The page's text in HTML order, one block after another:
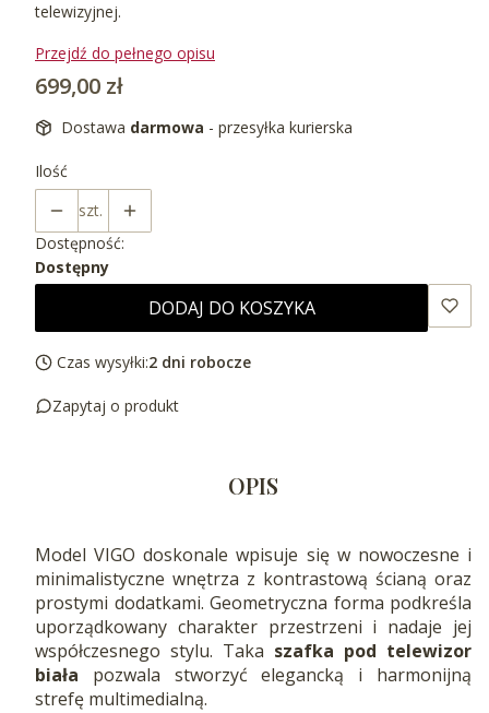
telewizyjnej.
Przejdź do pełnego opisu
Cena
699,00 zł
Dostawa darmowa - przesyłka kurierska
Ilość
szt.
Dostępność:
Dostępny
DODAJ DO KOSZYKA
Czas wysyłki:2 dni robocze
Zapytaj o produkt
OPIS
Model VIGO doskonale wpisuje się w nowoczesne i
minimalistyczne wnętrza z kontrastową ścianą oraz
prostymi dodatkami. Geometryczna forma podkreśla
uporządkowany charakter przestrzeni i nadaje jej
współczesnego stylu. Taka szafka pod telewizor
biała pozwala stworzyć elegancką i harmonijną
strefę multimedialną.